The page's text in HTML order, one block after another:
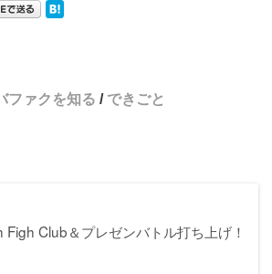
ファクを知る できごと
Figh Club＆プレゼンバトル打ち上げ！